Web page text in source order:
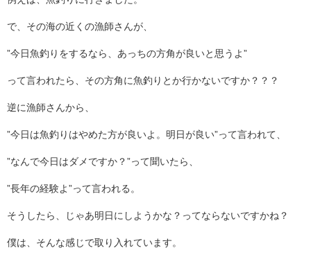
で、その海の近くの漁師さんが、
”今日魚釣りをするなら、あっちの方角が良いと思うよ”
って言われたら、その方角に魚釣りとか行かないですか？？？
逆に漁師さんから、
”今日は魚釣りはやめた方が良いよ。明日が良い”って言われて、
”なんで今日はダメですか？”って聞いたら、
”長年の経験よ”って言われる。
そうしたら、じゃあ明日にしようかな？ってならないですかね？
僕は、そんな感じで取り入れています。